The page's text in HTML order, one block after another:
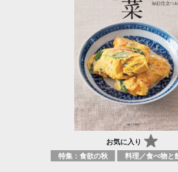
お気に入り
特集：食欲の秋